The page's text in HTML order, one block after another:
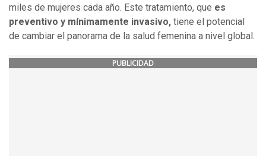
miles de mujeres cada año. Este tratamiento, que es
preventivo y mínimamente invasivo, tiene el potencial
de cambiar el panorama de la salud femenina a nivel global.
PUBLICIDAD